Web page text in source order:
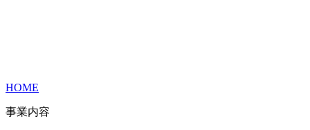
HOME
事業内容